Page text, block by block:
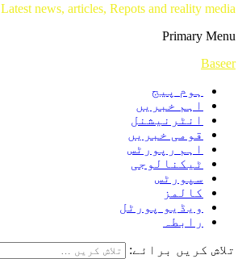
Latest news, articles, Repots and reality media
Primary Menu
Baseer
ہوم پیج
اہم خبریں
انٹرنیشنل
قومی خبریں
اہم رپورٹس
ٹیکنالوجی
سپورٹس
کالمز
ویڈیو پورٹل
رابطہ
تلاش کریں برائے: